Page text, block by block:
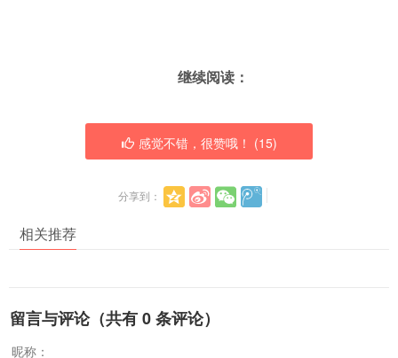
继续阅读：
感觉不错，很赞哦！ (15)
分享到：
相关推荐
留言与评论（共有0条评论）
昵称：